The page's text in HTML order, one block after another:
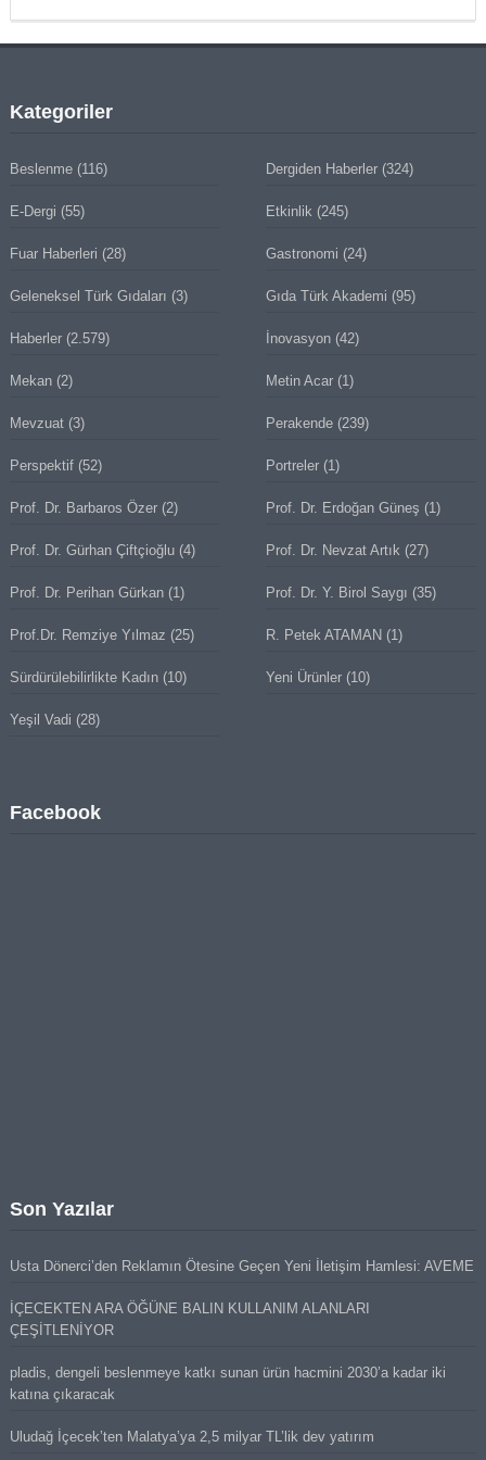
Kategoriler
Beslenme(116) Dergiden Haberler (324)
E-Dergi (55) Etkinlik (245)
Fuar Haberleri (28) Gastronomi (24)
Geleneksel Türk Gıdaları (3) Gıda Türk Akademi (95)
Haberler(2.579) İnovasyon (42)
Mekan(2) Metin Acar (1)
Mevzuat(3) Perakende (239)
Perspektif(52) Portreler (1)
Prof. Dr. Barbaros Özer(2) Prof. Dr. Erdoğan Güneş (1)
Prof. Dr. Gürhan Çiftçioğlu(4) Prof. Dr. Nevzat Artık (27)
Prof. Dr. Perihan Gürkan(1) Prof. Dr. Y. Birol Saygı (35)
Prof.Dr. Remziye Yılmaz (25) R. Petek ATAMAN (1)
Sürdürülebilirlikte Kadın(10) Yeni Ürünler (10)
Yeşil Vadi (28)
Facebook
Son Yazılar
Usta Dönerci’den Reklamın Ötesine Geçen Yeni İletişim Hamlesi: AVEME
İÇECEKTEN ARA ÖĞÜNE BALIN KULLANIM ALANLARI
ÇEŞİTLENİYOR
pladis, dengeli beslenmeye katkı sunan ürün hacmini 2030’a kadar iki
katına çıkaracak
Uludağ İçecek’ten Malatya’ya 2,5 milyar TL’lik dev yatırım